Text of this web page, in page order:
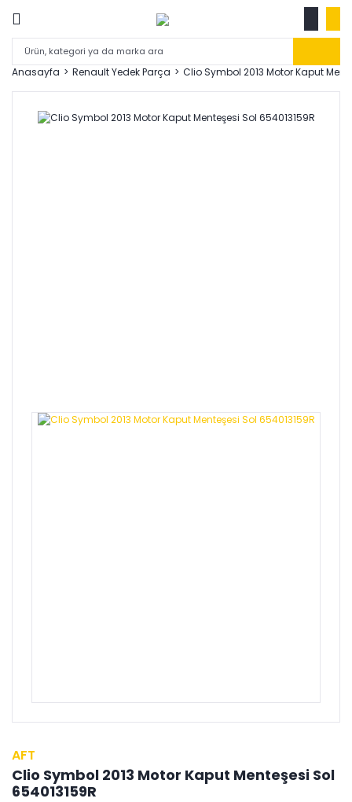
Anasayfa Renault Yedek Parça Clio Symbol 2013 Motor Kaput
AFT
Clio Symbol 2013 Motor Kaput Menteşesi Sol
654013159R